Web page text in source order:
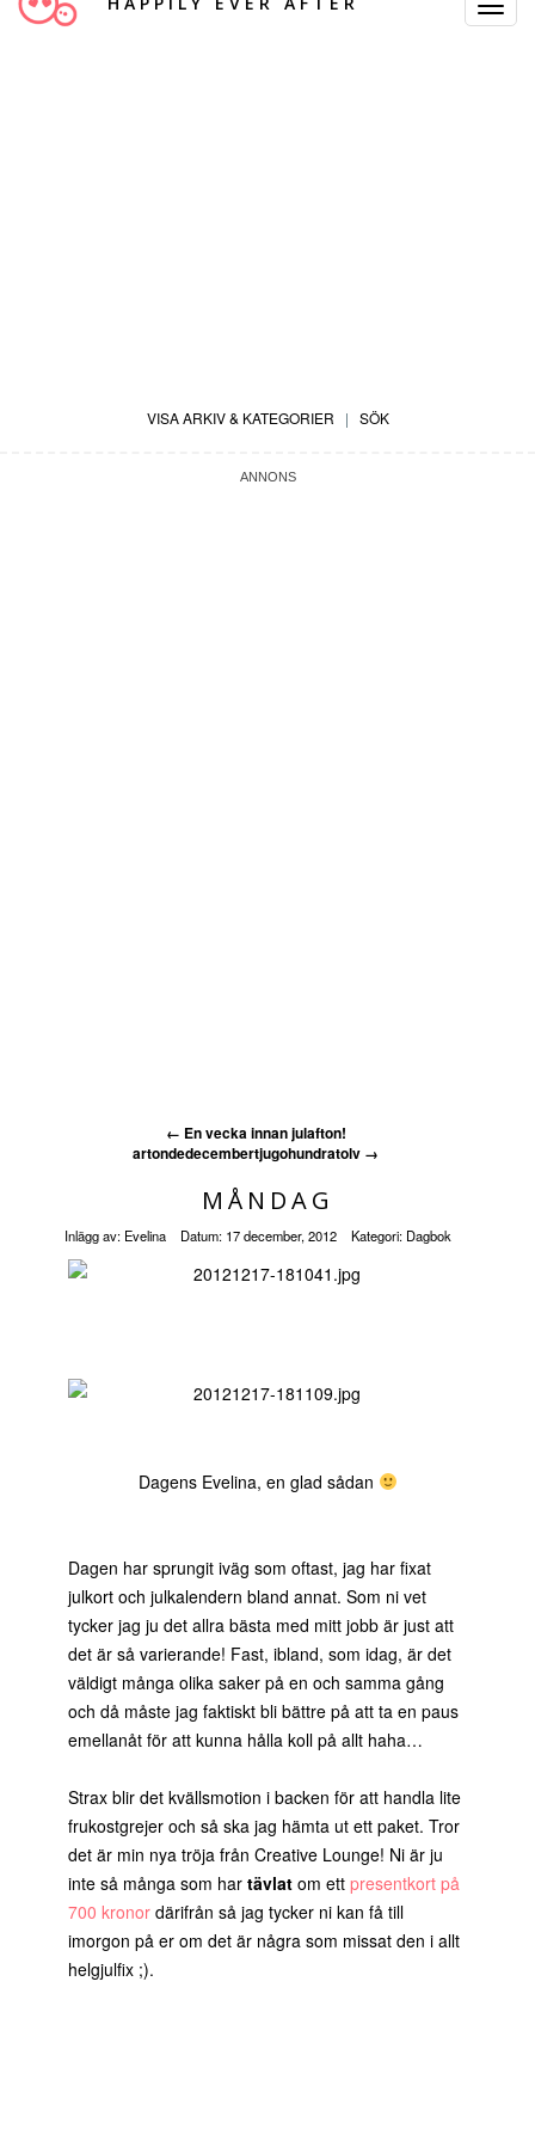
Toggle
VISA ARKIV & KATEGORIER | SÖK
← En vecka innan julafton!
artondedecembertjugohundratolv →
MÅNDAG
Inlägg av: Evelina Datum: 17 december, 2012 Kategori: Dagbok
Dagens Evelina, en glad sådan
Dagen har sprungit iväg som oftast, jag har fixat
julkort och julkalendern bland annat. Som ni vet
tycker jag ju det allra bästa med mitt jobb är just att
det är så varierande! Fast, ibland, som idag, är det
väldigt många olika saker på en och samma gång
och då måste jag faktiskt bli bättre på att ta en paus
emellanåt för att kunna hålla koll på allt haha…
Strax blir det kvällsmotion i backen för att handla lite
frukostgrejer och så ska jag hämta ut ett paket. Tror
det är min nya tröja från Creative Lounge! Ni är ju
inte så många som har tävlatom ett presentkort på
700 kronordärifrån så jag tycker ni kan få till
imorgon på er om det är några som missat den i allt
helgjulfix ;).